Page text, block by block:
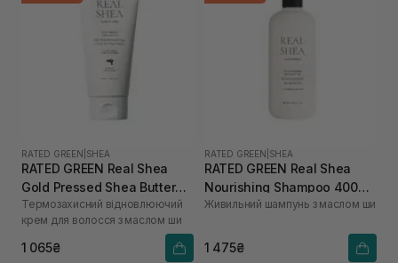
RATED GREEN SHEA
RATED GREEN Real Shea
Gold Pressed Shea Butter
Leave-in Treatment 150 мл
Термозахисний відновлюючий
крем для волосся з маслом ши
1 065₴
RATED GREEN SHEA
RATED GREEN Real Shea
Nourishing Shampoo 400
мл
Живильний шампунь з маслом ши
1 475₴